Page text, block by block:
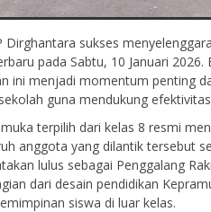
Dirghantara sukses
pada Sabtu, 10 Januari
ini menjadi momentum penting
guna mendukung
terpilih dari kelas 8 resmi
anggota yang dilantik tersebut
lulus sebagai Penggalang
dari desain pendidikan
siswa di luar kelas.